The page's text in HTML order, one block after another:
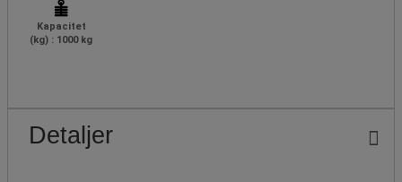
Kapacitet
(kg) : 1000 kg
Detaljer